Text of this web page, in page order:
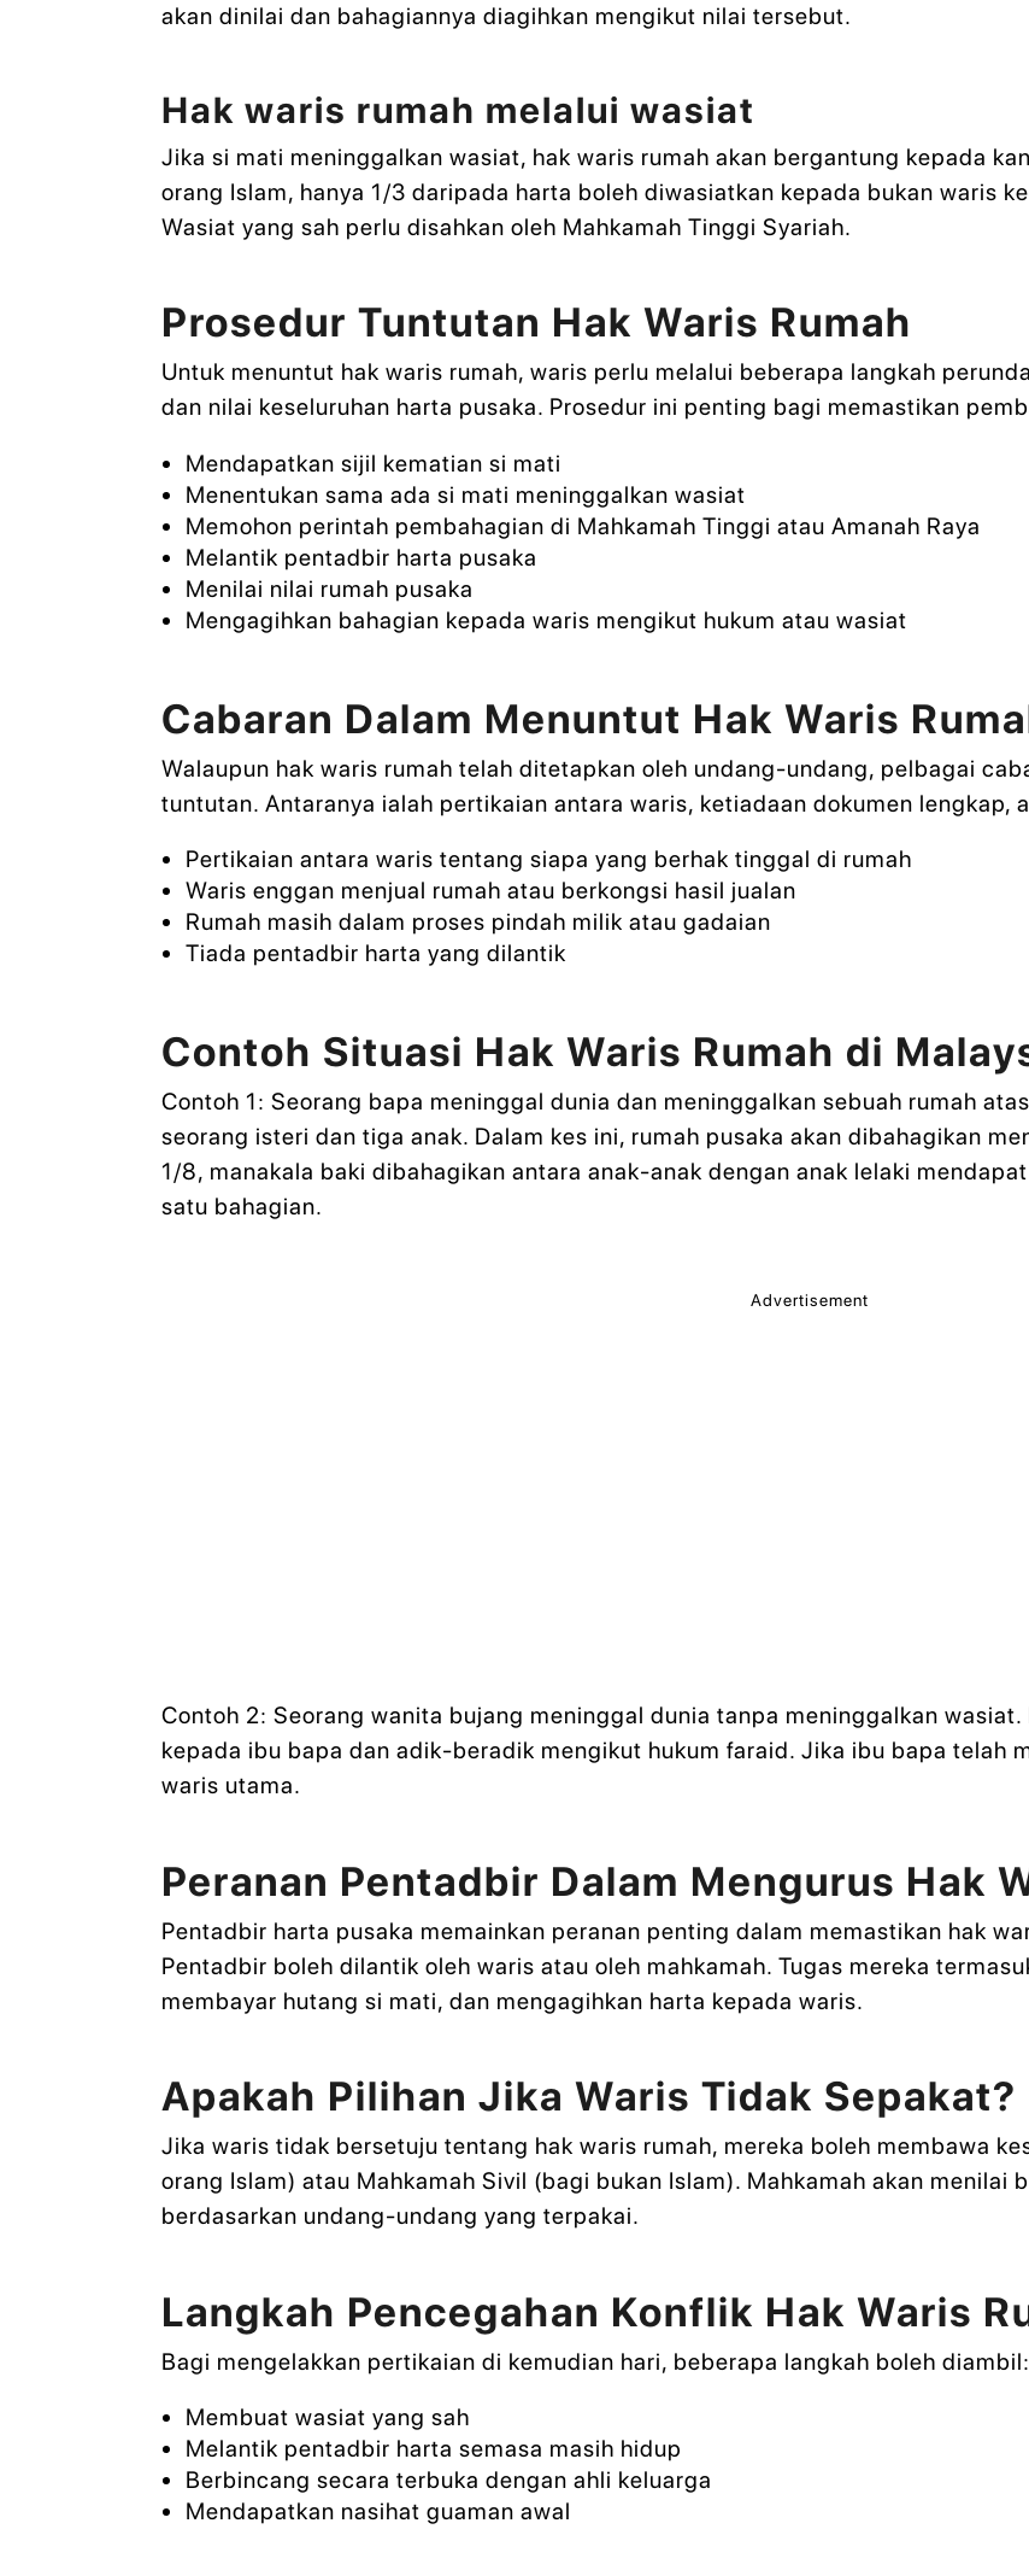
akan dinilai dan bahagiannya diagihkan mengikut nilai tersebut.
Hak waris rumah melalui wasiat
Jika si mati meninggalkan wasiat, hak waris rumah akan bergantung kepada
orang Islam, hanya 1/3 daripada harta boleh diwasiatkan kepada bukan waris
Wasiat yang sah perlu disahkan oleh Mahkamah Tinggi Syariah.
Prosedur Tuntutan Hak Waris Rumah
Untuk menuntut hak waris rumah, waris perlu melalui beberapa langkah
dan nilai keseluruhan harta pusaka. Prosedur ini penting bagi memastikan
Mendapatkan sijil kematian si mati
Menentukan sama ada si mati meninggalkan wasiat
Memohon perintah pembahagian di Mahkamah Tinggi atau Amanah Raya
Melantik pentadbir harta pusaka
Menilai nilai rumah pusaka
Mengagihkan bahagian kepada waris mengikut hukum atau wasiat
Cabaran Dalam Menuntut Hak Waris
Walaupun hak waris rumah telah ditetapkan oleh undang-undang, pelbagai
tuntutan. Antaranya ialah pertikaian antara waris, ketiadaan dokumen lengkap,
Pertikaian antara waris tentang siapa yang berhak tinggal di rumah
Waris enggan menjual rumah atau berkongsi hasil jualan
Rumah masih dalam proses pindah milik atau gadaian
Tiada pentadbir harta yang dilantik
Contoh Situasi Hak Waris Rumah di
Contoh 1: Seorang bapa meninggal dunia dan meninggalkan sebuah rumah
seorang isteri dan tiga anak. Dalam kes ini, rumah pusaka akan dibahagikan
1/8, manakala baki dibahagikan antara anak-anak dengan anak lelaki
satu bahagian.
Advertisement
Contoh 2: Seorang wanita bujang meninggal dunia tanpa meninggalkan
kepada ibu bapa dan adik-beradik mengikut hukum faraid. Jika ibu bapa telah
waris utama.
Peranan Pentadbir Dalam Mengurus Hak
Pentadbir harta pusaka memainkan peranan penting dalam memastikan hak
Pentadbir boleh dilantik oleh waris atau oleh mahkamah. Tugas mereka
membayar hutang si mati, dan mengagihkan harta kepada waris.
Apakah Pilihan Jika Waris Tidak Sepakat?
Jika waris tidak bersetuju tentang hak waris rumah, mereka boleh membawa
orang Islam) atau Mahkamah Sivil (bagi bukan Islam). Mahkamah akan menilai
berdasarkan undang-undang yang terpakai.
Langkah Pencegahan Konflik Hak Waris
Bagi mengelakkan pertikaian di kemudian hari, beberapa langkah boleh diambil:
Membuat wasiat yang sah
Melantik pentadbir harta semasa masih hidup
Berbincang secara terbuka dengan ahli keluarga
Mendapatkan nasihat guaman awal